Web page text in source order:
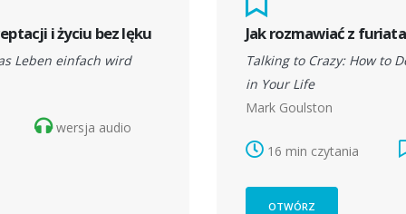
i życiu bez lęku
Leben einfach wird
wersja audio
Jak rozmawiać z
Talking to Crazy: How to
in Your Life
Mark Goulston
16 min czytania
OTWÓRZ